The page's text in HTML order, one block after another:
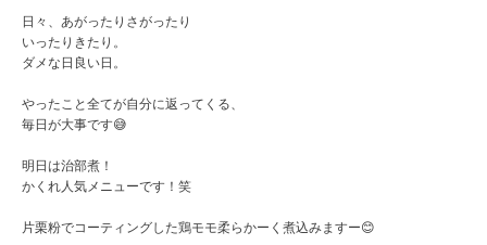
日々、あがったりさがったり
いったりきたり。
ダメな日良い日。
やったこと全てが自分に返ってくる、
毎日が大事です😅
明日は治部煮！
かくれ人気メニューです！笑
片栗粉でコーティングした鶏モモ柔らかーく煮込みますー😊